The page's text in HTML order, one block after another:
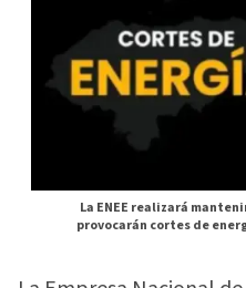
La ENEE realizará
provocarán cortes de